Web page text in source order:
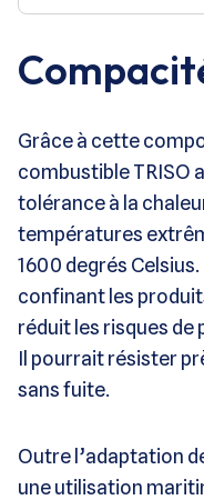
Grâce à cette
combustible TRISO
tolérance à la
températures
1600 degrés
confinant les
réduit les risques
Il pourrait résister
sans fuite.
Outre l’adaptation
une utilisation